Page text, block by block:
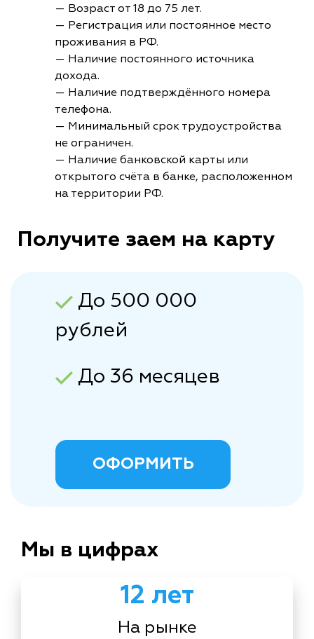
— Возраст от 18 до 75 лет.
— Регистрация или постоянное место
проживания в РФ.
— Наличие постоянного источника
дохода.
— Наличие подтверждённого номера
телефона.
— Минимальный срок трудоустройства
не ограничен.
— Наличие банковской карты или
открытого счёта в банке, расположенном
на территории РФ.
Получите заем на карту
До 500 000
рублей
До 36 месяцев
ОФОРМИТЬ
Мы в цифрах
12 лет
На рынке